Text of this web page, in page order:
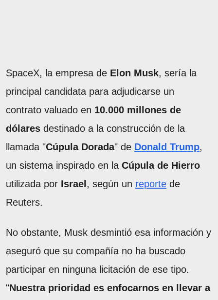
SpaceX, la empresa de Elon Musk, sería la
principal candidata para adjudicarse un
contrato valuado en 10.000 millones de
dólares destinado a la construcción de la
llamada "Cúpula Dorada" de Donald Trump,
un sistema inspirado en la Cúpula de Hierro
utilizada por Israel , según un reporte de
Reuters.
No obstante, Musk desmintió esa información y
aseguró que su compañía no ha buscado
participar en ninguna licitación de ese tipo.
"Nuestra prioridad es enfocarnos en llevar a